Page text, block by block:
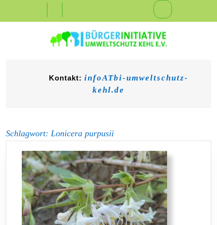
Button
Kontakt: infoATbi-umweltschutz-
kehl.de
Schlagwort: Lonicera purpusii